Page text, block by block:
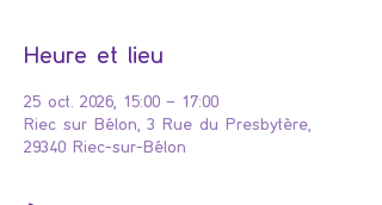
Heure et lieu
25 oct. 2026, 15:00 – 17:00
Riec sur Bélon, 3 Rue du Presbytère,
29340 Riec-sur-Bélon